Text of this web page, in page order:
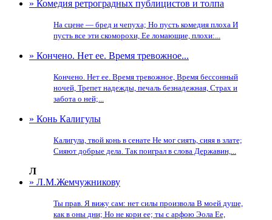
» Комедия ретроградных публицистов и толпа
На сцене — бред и чепуха; Но пусть комедия плоха И
пусть все эти скоморохи, Ее ломающие, плохи:...
» Кончено. Нет ее. Время тревожное...
Кончено. Нет ее. Время тревожное, Время бессонный
ночей, Трепет надежды, печаль безнадежная, Страх и
забота о ней;...
» Конь Калигулы
Калигула, твой конь в сенате Не мог сиять, сияя в злате;
Сияют добрые дела. Так поиграл в слова Державин,...
Л
» Л.М.Жемчужникову
Ты прав. Я вижу сам: нет силы произвола В моей душе,
как в оны дни; Но не кори ее; ты с арфою Эола Ее,